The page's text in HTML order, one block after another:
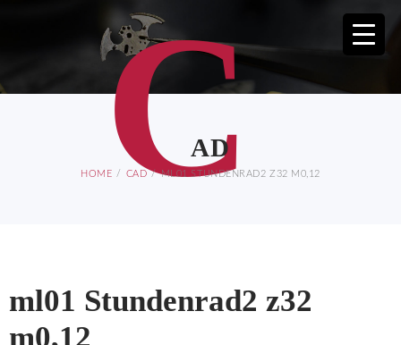
C
AD
HOME CAD ML01 STUNDENRAD2 Z32 M0,12
ml01 Stundenrad2 z32
m0,12